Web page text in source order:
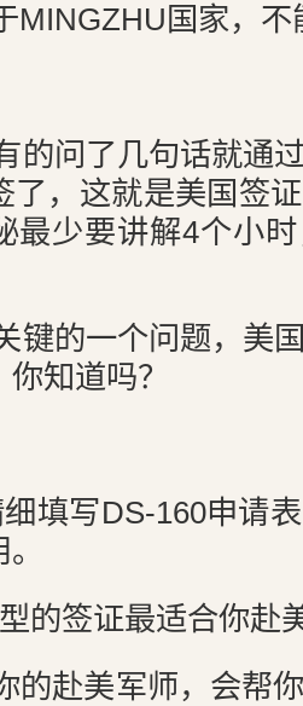
MINGZHU国家，
的问了几句话就通
了，这就是美国签
最少要讲解4个小
键的一个问题，美
知道吗？
填写DS-160申请
的签证最适合你赴
的赴美军师，会帮